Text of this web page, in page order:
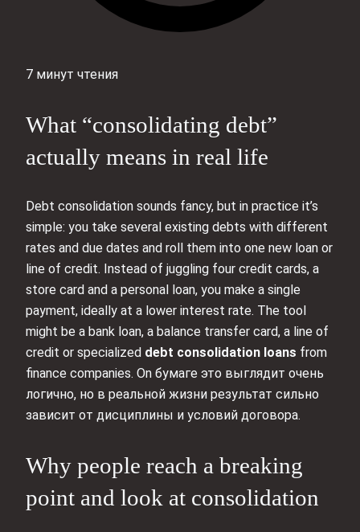
7 минут чтения
What “consolidating debt”
actually means in real life
Debt consolidation sounds fancy, but in practice it’s
simple: you take several existing debts with different
rates and due dates and roll them into one new loan or
line of credit. Instead of juggling four credit cards, a
store card and a personal loan, you make a single
payment, ideally at a lower interest rate. The tool
might be a bank loan, a balance transfer card, a line of
credit or specialized debt consolidation loans from
finance companies. On бумаге это выглядит очень
логично, но в реальной жизни результат сильно
зависит от дисциплины и условий договора.
Why people reach a breaking
point and look at consolidation